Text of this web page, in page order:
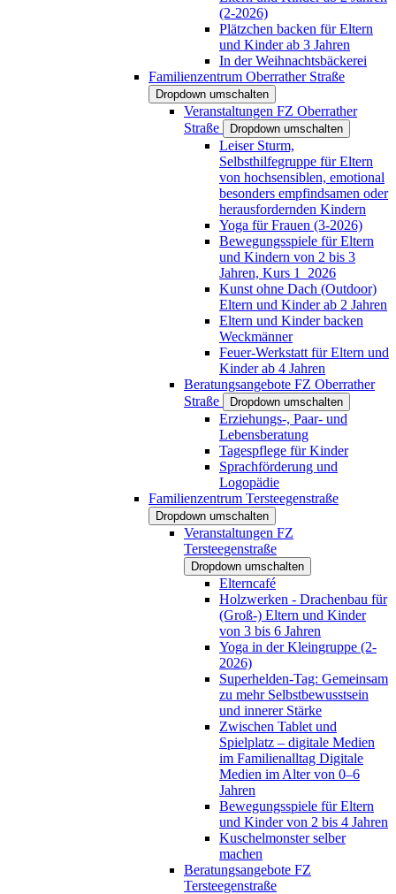
(2-2026)
Plätzchen backen für Eltern
und Kinder ab 3 Jahren
In der Weihnachtsbäckerei
Familienzentrum Oberrather Straße
Dropdown umschalten
Veranstaltungen FZ Oberrather
Straße
Dropdown umschalten
Leiser Sturm,
Selbsthilfegruppe für Eltern
von hochsensiblen, emotional
besonders empfindsamen oder
herausfordernden Kindern
Yoga für Frauen (3-2026)
Bewegungsspiele für Eltern
und Kindern von 2 bis 3
Jahren, Kurs 1_2026
Kunst ohne Dach (Outdoor)
Eltern und Kinder ab 2 Jahren
Eltern und Kinder backen
Weckmänner
Feuer-Werkstatt für Eltern und
Kinder ab 4 Jahren
Beratungsangebote FZ Oberrather
Straße
Dropdown umschalten
Erziehungs-, Paar- und
Lebensberatung
Tagespflege für Kinder
Sprachförderung und
Logopädie
Familienzentrum Tersteegenstraße
Dropdown umschalten
Veranstaltungen FZ
Tersteegenstraße
Dropdown umschalten
Elterncafé
Holzwerken - Drachenbau für
(Groß-) Eltern und Kinder
von 3 bis 6 Jahren
Yoga in der Kleingruppe (2-
2026)
Superhelden-Tag: Gemeinsam
zu mehr Selbstbewusstsein
und innerer Stärke
Zwischen Tablet und
Spielplatz – digitale Medien
im Familienalltag Digitale
Medien im Alter von 0–6
Jahren
Bewegungsspiele für Eltern
und Kinder von 2 bis 4 Jahren
Kuschelmonster selber
machen
Beratungsangebote FZ
Tersteegenstraße